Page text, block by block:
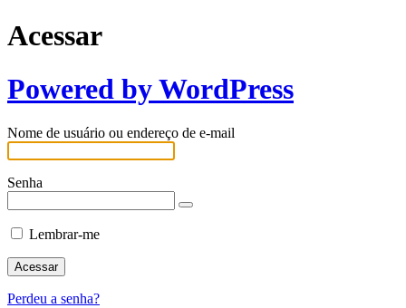
Acessar
Powered by WordPress
Nome de usuário ou endereço de e-mail
Senha
Lembrar-me
Perdeu a senha?